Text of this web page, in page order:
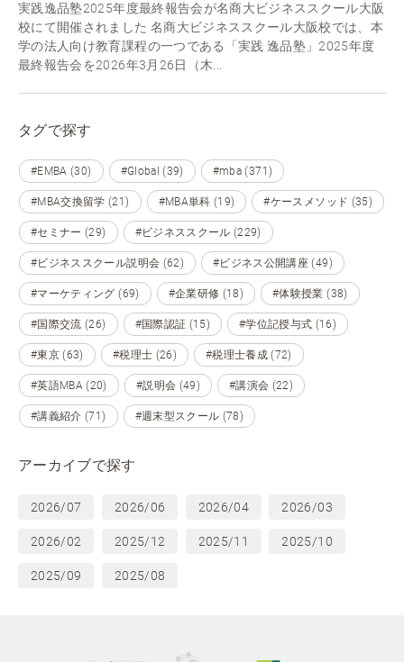
実践逸品塾2025年度最終報告会が名商大ビジネススクール大阪
校にて開催されました 名商大ビジネススクール大阪校では、本
学の法人向け教育課程の一つである「実践 逸品塾」2025年度
最終報告会を2026年3月26日（木...
タグで探す
#EMBA (30) #Global (39) #mba (371)
#MBA交換留学 (21) #MBA単科 (19) #ケースメソッド (35)
#セミナー (29) #ビジネススクール (229)
#ビジネススクール説明会 (62) #ビジネス公開講座 (49)
#マーケティング (69) #企業研修 (18) #体験授業 (38)
#国際交流 (26) #国際認証 (15) #学位記授与式 (16)
#東京 (63) #税理士 (26) #税理士養成 (72)
#英語MBA (20) #説明会 (49) #講演会 (22)
#講義紹介 (71) #週末型スクール (78)
アーカイブで探す
2026/07 2026/06 2026/04 2026/03
2026/02 2025/12 2025/11 2025/10
2025/09 2025/08